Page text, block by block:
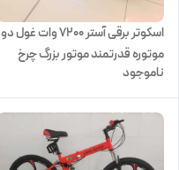
اسکوتر برقی آستر 7200 وات غول دو
موتوره قدرتمند موتور بزرگ چرخ
بزرگ
ناموجود